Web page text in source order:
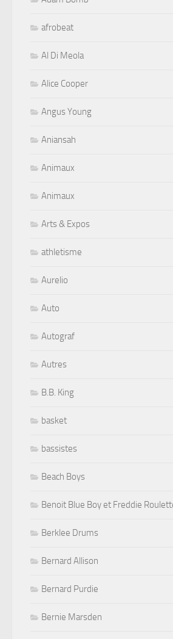
afrobeat
Al Di Meola
Alice Cooper
Angus Young
Aniansah
Animaux
Animaux
Arts & Expos
athletisme
Aurelio
Auto
Autograf
Autres
B.B. King
basket
bassistes
Beach Boys
Benoit Blue Boy et Freddie
Berklee Drums
Bernard Allison
Bernard Purdie
Bernie Marsden